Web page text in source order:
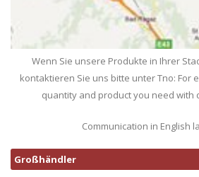
Wenn Sie unsere Produkte in Ihrer
kontaktieren Sie uns bitte unter Tno: For
quantity and product you need with
Communication in English
Großhändler